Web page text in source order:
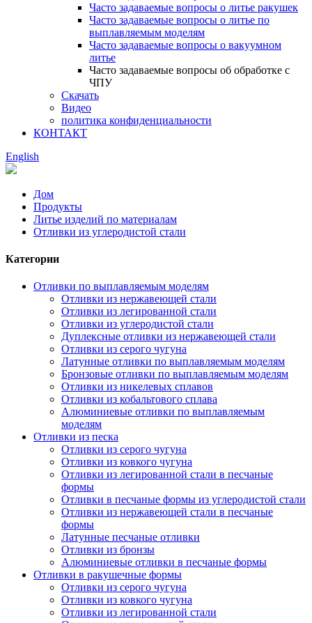
Часто задаваемые вопросы о литье ракушек
Часто задаваемые вопросы о литье по
выплавляемым моделям
Часто задаваемые вопросы о вакуумном
литье
Часто задаваемые вопросы об обработке с
ЧПУ
Скачать
Видео
политика конфиденциальности
КОНТАКТ
English
Дом
Продукты
Литье изделий по материалам
Отливки из углеродистой стали
Категории
Отливки по выплавляемым моделям
Отливки из нержавеющей стали
Отливки из легированной стали
Отливки из углеродистой стали
Дуплексные отливки из нержавеющей стали
Отливки из серого чугуна
Латунные отливки по выплавляемым моделям
Бронзовые отливки по выплавляемым моделям
Отливки из никелевых сплавов
Отливки из кобальтового сплава
Алюминиевые отливки по выплавляемым
моделям
Отливки из песка
Отливки из серого чугуна
Отливки из ковкого чугуна
Отливки из легированной стали в песчаные
формы
Отливки в песчаные формы из углеродистой стали
Отливки из нержавеющей стали в песчаные
формы
Латунные песчаные отливки
Отливки из бронзы
Алюминиевые отливки в песчаные формы
Отливки в ракушечные формы
Отливки из серого чугуна
Отливки из ковкого чугуна
Отливки из легированной стали